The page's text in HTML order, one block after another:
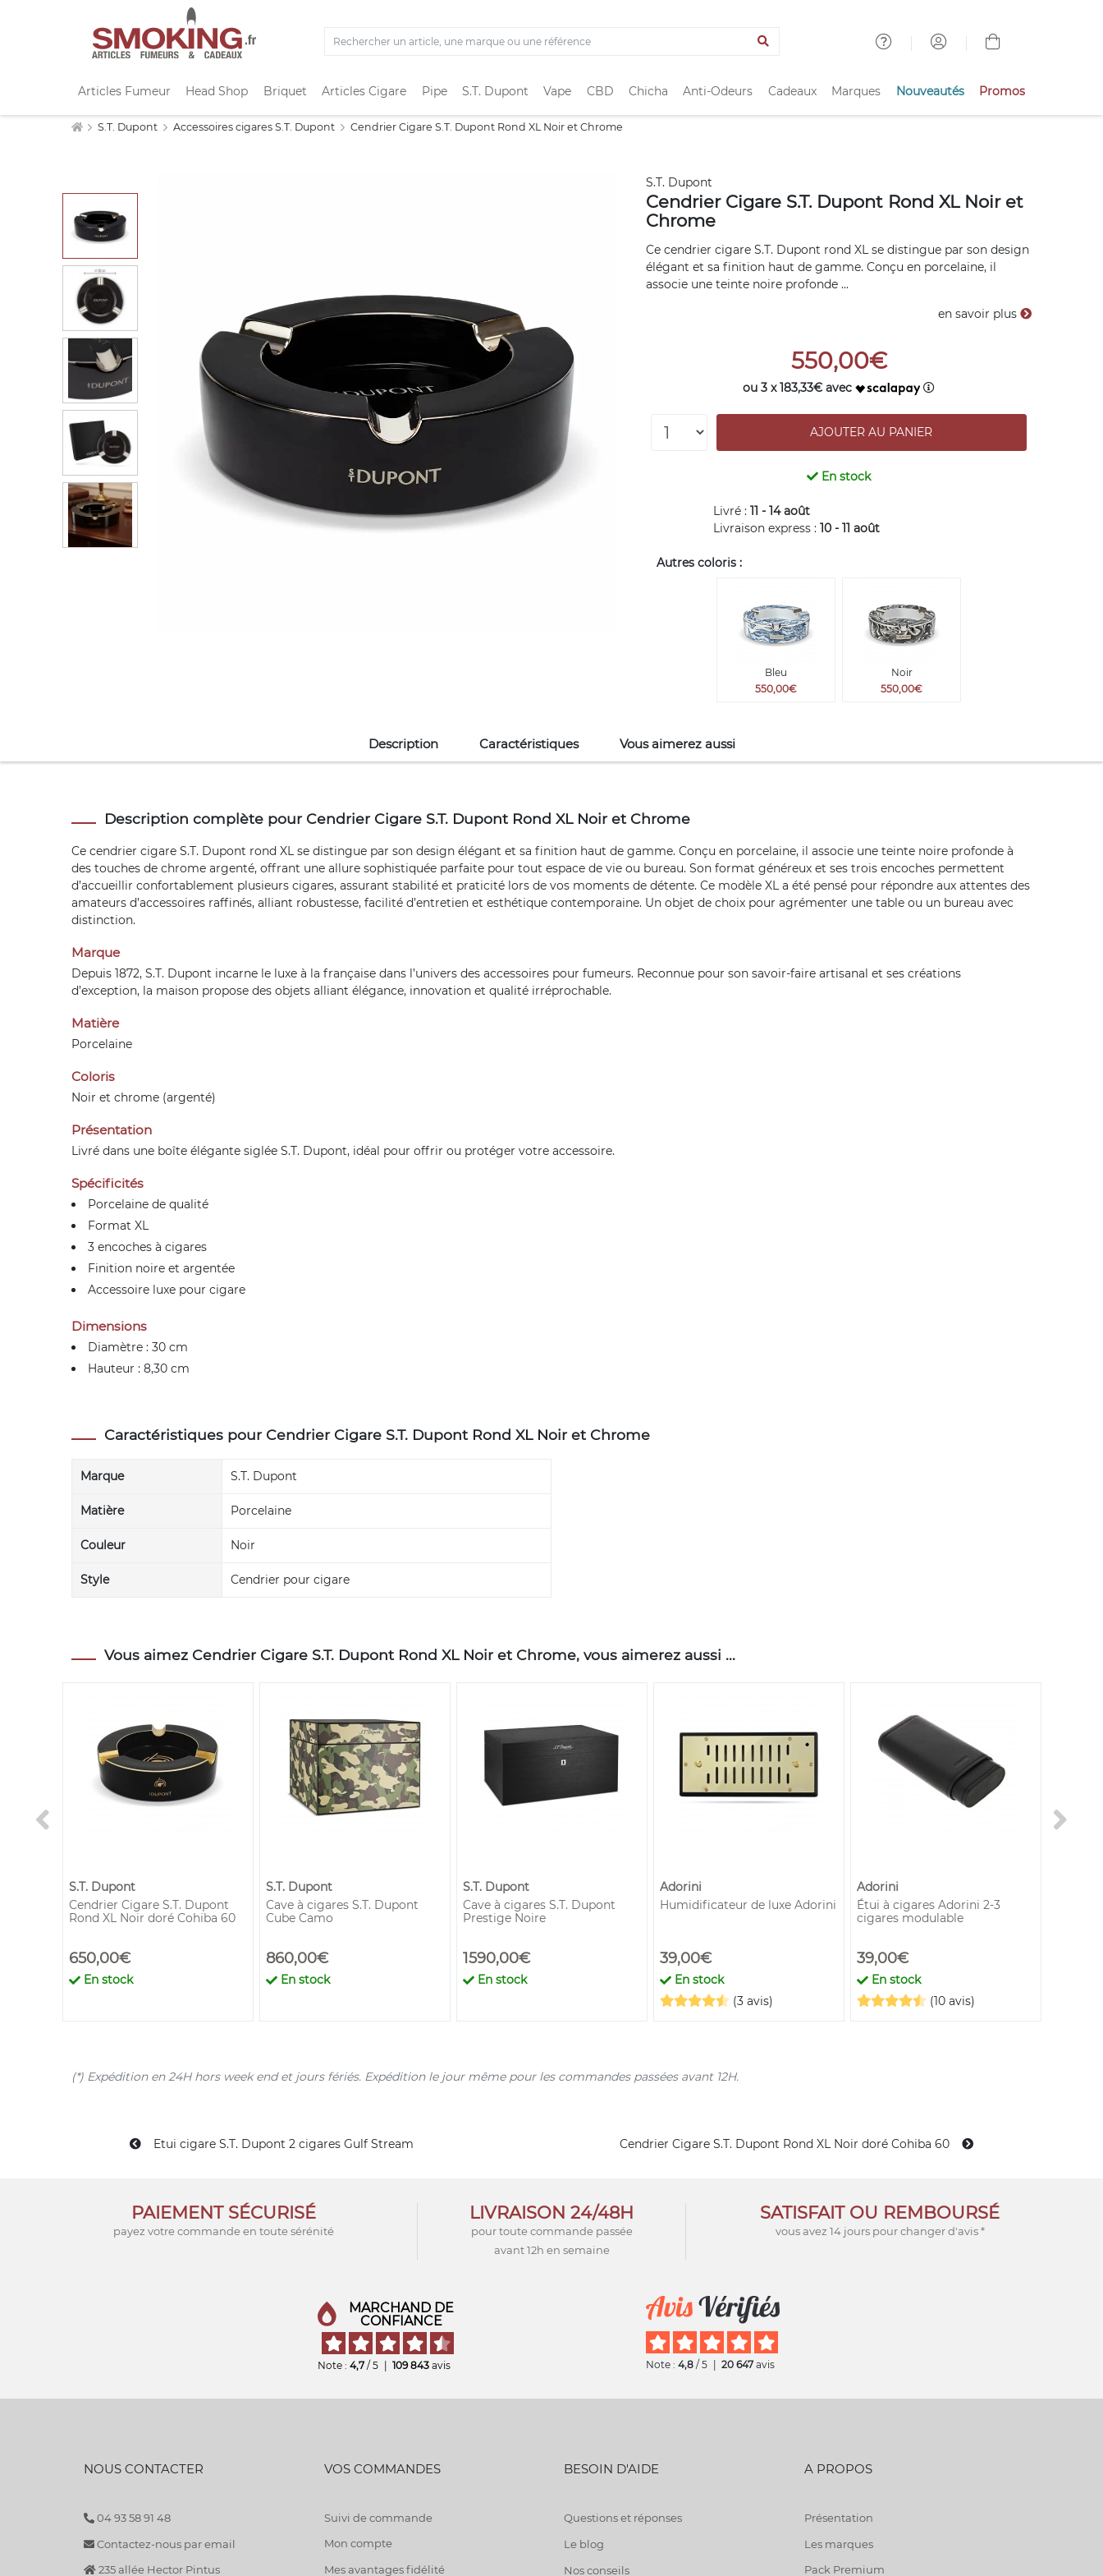
Articles Fumeur Head Shop Briquet Articles Cigare Pipe S.T. Dupont Vape CBD Chicha Anti-Odeurs Cadeaux Marques Nouveautés Promos
S.T. Dupont Accessoires cigares S.T. Dupont Cendrier Cigare S.T. Dupont Rond XL Noir et Chrome
S.T. Dupont
Cendrier Cigare S.T. Dupont Rond XL Noir et
Chrome
Ce cendrier cigare S.T. Dupont rond XL se distingue par son design
élégant et sa finition haut de gamme. Conçu en porcelaine, il
associe une teinte noire profonde ...
en savoir plus
550,00€
ou 3 x 183,33€ avec
En stock
Livré :11 - 14 août
Livraison express :10 - 11 août
Autres coloris :
Bleu
550,00€
Noir
550,00€
Description Caractéristiques Vous aimerez aussi
Description complète pour Cendrier Cigare S.T. Dupont Rond XL Noir et Chrome
Ce cendrier cigare S.T. Dupont rond XL se distingue par son design élégant et sa finition haut de gamme. Conçu en porcelaine, il associe une teinte noire profonde à
des touches de chrome argenté, offrant une allure sophistiquée parfaite pour tout espace de vie ou bureau. Son format généreux et ses trois encoches permettent
d’accueillir confortablement plusieurs cigares, assurant stabilité et praticité lors de vos moments de détente. Ce modèle XL a été pensé pour répondre aux attentes des
amateurs d’accessoires raffinés, alliant robustesse, facilité d’entretien et esthétique contemporaine. Un objet de choix pour agrémenter une table ou un bureau avec
distinction.
Marque
Depuis 1872, S.T. Dupont incarne le luxe à la française dans l’univers des accessoires pour fumeurs. Reconnue pour son savoir-faire artisanal et ses créations
d’exception, la maison propose des objets alliant élégance, innovation et qualité irréprochable.
Matière
Porcelaine
Coloris
Noir et chrome (argenté)
Présentation
Livré dans une boîte élégante siglée S.T. Dupont, idéal pour offrir ou protéger votre accessoire.
Spécificités
Porcelaine de qualité
Format XL
3 encoches à cigares
Finition noire et argentée
Accessoire luxe pour cigare
Dimensions
Diamètre : 30 cm
Hauteur : 8,30 cm
Caractéristiques pour Cendrier Cigare S.T. Dupont Rond XL Noir et Chrome
Marque S.T. Dupont
Matière Porcelaine
Couleur Noir
Style Cendrier pour cigare
Vous aimez Cendrier Cigare S.T. Dupont Rond XL Noir et Chrome, vous aimerez aussi ...
S.T. Dupont
Cendrier Cigare S.T. Dupont
Rond XL Noir doré Cohiba 60
650,00€
En stock
S.T. Dupont
Cave à cigares S.T. Dupont
Cube Camo
860,00€
En stock
S.T. Dupont
Cave à cigares S.T. Dupont
Prestige Noire
1590,00€
En stock
Adorini
Humidificateur de luxe Adorini
39,00€
En stock
(3 avis)
Adorini
Étui à cigares Adorini 2-3
cigares modulable
39,00€
En stock
(10 avis)
(*) Expédition en 24H hors week end et jours fériés. Expédition le jour même pour les commandes passées avant 12H.
Etui cigare S.T. Dupont 2 cigares Gulf Stream Cendrier Cigare S.T. Dupont Rond XL Noir doré Cohiba 60
PAIEMENT SÉCURISÉ
payez votre commande en toute sérénité
LIVRAISON 24/48H
pour toute commande passée
avant 12h en semaine
SATISFAIT OU REMBOURSÉ
vous avez 14 jours pour changer d'avis *
MARCHAND DE
CONFIANCE
Note : 4,7 / 5 109 843 avis Note : 4,8 / 5 20 647 avis
NOUS CONTACTER
04 93 58 91 48
Contactez-nous par email
235 allée Hector Pintus
VOS COMMANDES
Suivi de commande
Mon compte
Mes avantages fidélité
BESOIN D'AIDE
Questions et réponses
Le blog
Nos conseils
A PROPOS
Présentation
Les marques
Pack Premium